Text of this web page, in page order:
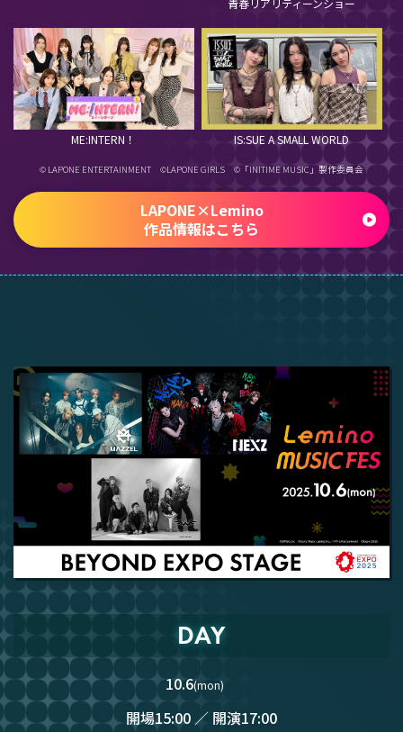
青春リアリティーンショー
ME:INTERN！ IS:SUE A SMALL WORLD
© LAPONE ENTERTAINMENT ©LAPONE GIRLS ©「INITIME MUSIC」製作委員会
LAPONE×Lemino
作品情報はこちら
DAY
10.6(mon)
開場15:00 ／ 開演17:00